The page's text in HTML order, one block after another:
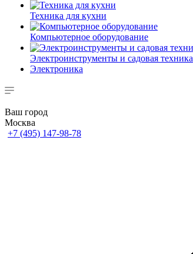
Техника для кухни
Компьютерное оборудование
Электроинструменты и садовая техника
Электроника
Ваш город
Москва
+7 (495) 147-98-78